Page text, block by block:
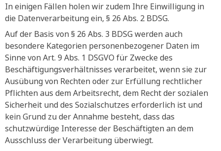
In einigen Fällen holen wir zudem Ihre Einwilligung in
die Datenverarbeitung ein, § 26 Abs. 2 BDSG.
Auf der Basis von § 26 Abs. 3 BDSG werden auch
besondere Kategorien personenbezogener Daten im
Sinne von Art. 9 Abs. 1 DSGVO für Zwecke des
Beschäftigungsverhältnisses verarbeitet, wenn sie zur
Ausübung von Rechten oder zur Erfüllung rechtlicher
Pflichten aus dem Arbeitsrecht, dem Recht der sozialen
Sicherheit und des Sozialschutzes erforderlich ist und
kein Grund zu der Annahme besteht, dass das
schutzwürdige Interesse der Beschäftigten an dem
Ausschluss der Verarbeitung überwiegt.